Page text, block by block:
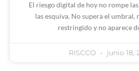
El riesgo digital de hoy no rompe
las esquiva. No supera el umbral,
restringido y no aparece
RISCCO junio 18,